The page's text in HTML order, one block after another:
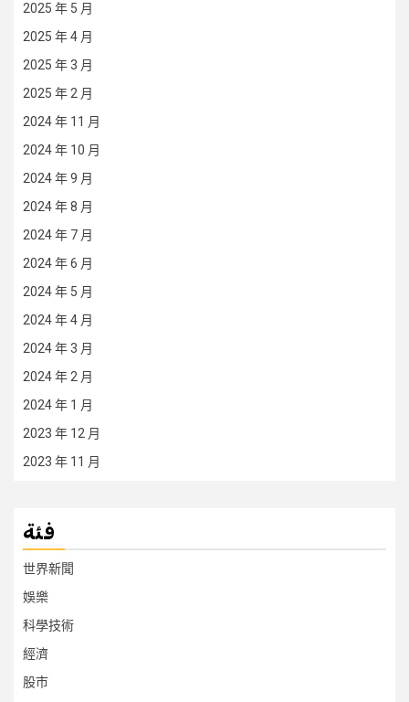
2025 年 5 月
2025 年 4 月
2025 年 3 月
2025 年 2 月
2024 年 11 月
2024 年 10 月
2024 年 9 月
2024 年 8 月
2024 年 7 月
2024 年 6 月
2024 年 5 月
2024 年 4 月
2024 年 3 月
2024 年 2 月
2024 年 1 月
2023 年 12 月
2023 年 11 月
فئة
世界新聞
娛樂
科學技術
經濟
股市